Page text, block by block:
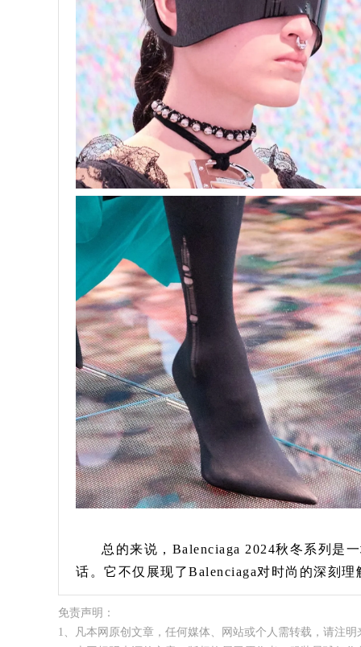
总的来说，Balenciaga 2024秋冬系列是
话。它不仅展现了Balenciaga对时尚的深刻
免责声明：
1、凡本网原创文章，任何媒体、网站或个人需转载，请注明